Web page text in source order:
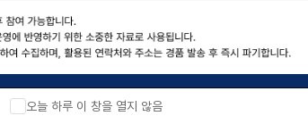
로그인
아이디 찾기 · 비밀번호 찾기
오늘 하루 이 창을 열지 않음